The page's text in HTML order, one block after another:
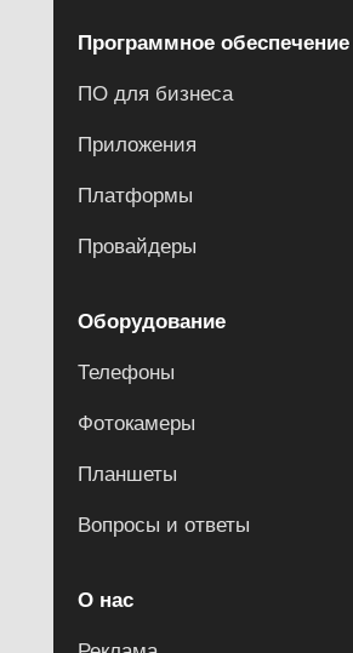
Программное обеспечение
ПО для бизнеса
Приложения
Платформы
Провайдеры
Оборудование
Телефоны
Фотокамеры
Планшеты
Вопросы и ответы
О нас